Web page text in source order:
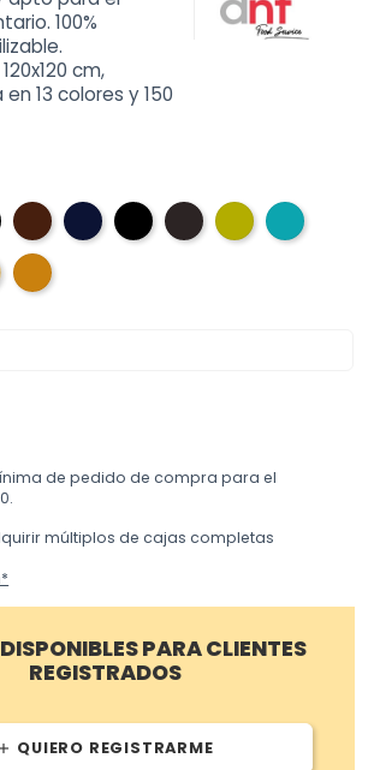
100%
cm,
13 colores y 150
03
marron
08
azul
marino
12
negro
11
gris
oscuro
37
verde
pistacho
36
azul
caramelbeige
de pedido de compra para el
múltiplos de cajas completas
PARA CLIENTES
REGISTRADOS
add QUIERO REGISTRARME